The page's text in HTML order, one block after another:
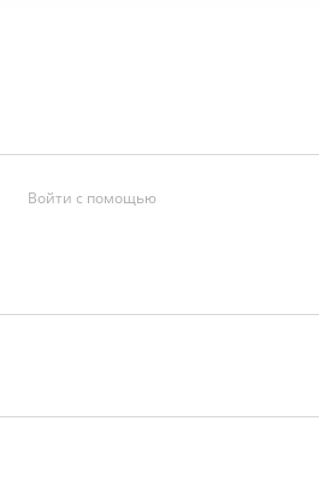
Войти с помощью